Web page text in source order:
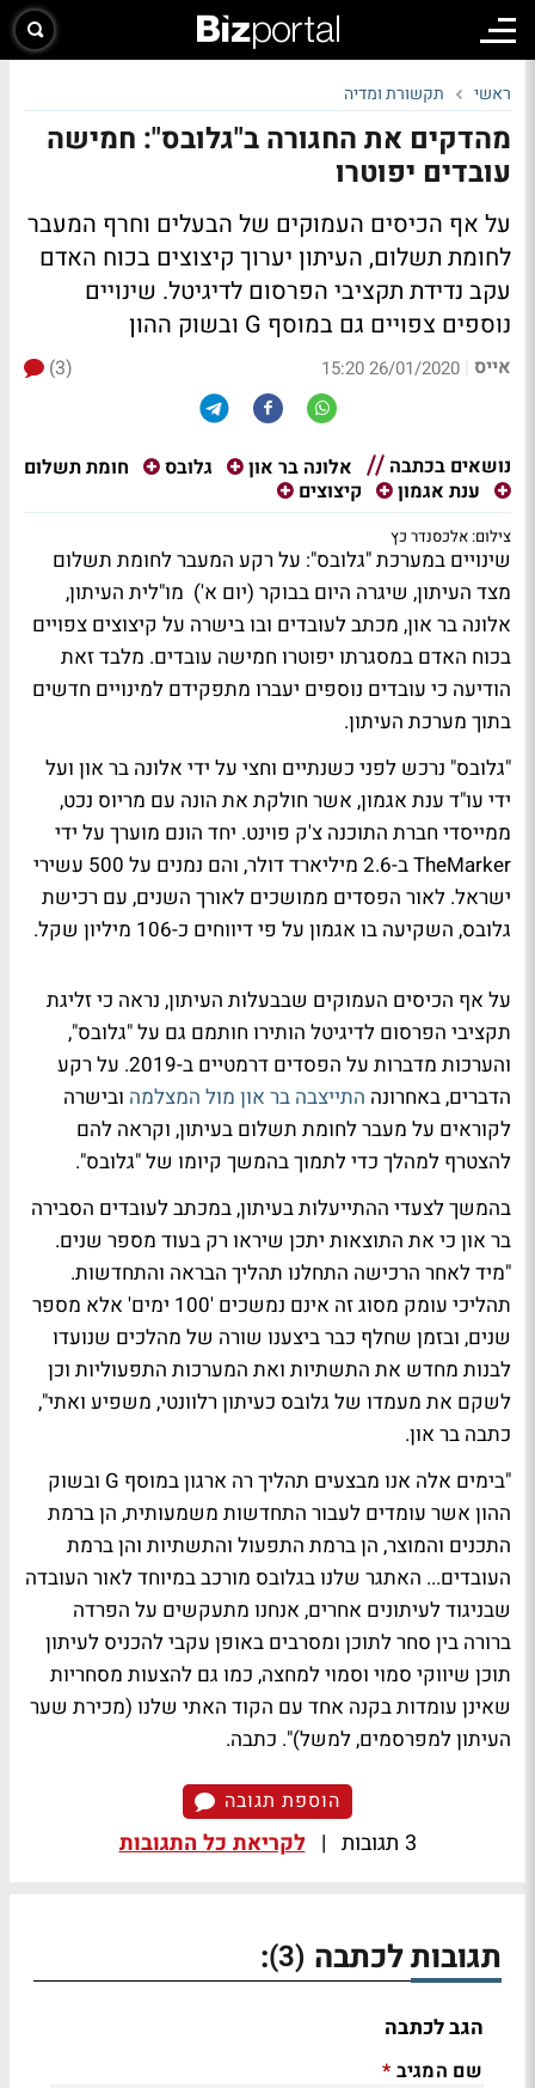
ראשי תקשורת ומדיה
מהדקים את החגורה ב"גלובס": חמישה
עובדים יפוטרו
על אף הכיסים העמוקים של הבעלים וחרף המעבר
לחומת תשלום, העיתון יערוך קיצוצים בכוח האדם
עקב נדידת תקציבי הפרסום לדיגיטל. שינויים
נוספים צפויים גם במוסף G ובשוק ההון
אייס |
26/01/2020 15:20
(3)
נושאים בכתבה אלונה בר און גלובס
חומת תשלום
ענת אגמון
קיצוצים
צילום: אלכסנדר כץ
שינויים במערכת "גלובס": על רקע המעבר לחומת תשלום
מצד העיתון, שיגרה היום בבוקר (יום א') מו"לית העיתון,
אלונה בר און, מכתב לעובדים ובו בישרה על קיצוצים צפויים
בכוח האדם במסגרתו יפוטרו חמישה עובדים. מלבד זאת
הודיעה כי עובדים נוספים יעברו מתפקידם למינויים חדשים
בתוך מערכת העיתון.
"גלובס" נרכש לפני כשנתיים וחצי על ידי אלונה בר און ועל
ידי עו"ד ענת אגמון, אשר חולקת את הונה עם מריוס נכט,
ממייסדי חברת התוכנה צ'ק פוינט. יחד הונם מוערך על ידי
TheMarker ב-2.6 מיליארד דולר, והם נמנים על 500 עשירי
ישראל. לאור הפסדים ממושכים לאורך השנים, עם רכישת
גלובס, השקיעה בו אגמון על פי דיווחים כ-106 מיליון שקל.
על אף הכיסים העמוקים שבבעלות העיתון, נראה כי זליגת
תקציבי הפרסום לדיגיטל הותירו חותמם גם על "גלובס",
והערכות מדברות על הפסדים דרמטיים ב-2019. על רקע
הדברים, באחרונה התייצבה בר און מול המצלמה ובישרה
לקוראים על מעבר לחומת תשלום בעיתון, וקראה להם
להצטרף למהלך כדי לתמוך בהמשך קיומו של "גלובס".
בהמשך לצעדי ההתייעלות בעיתון, במכתב לעובדים הסבירה
בר און כי את התוצאות יתכן שיראו רק בעוד מספר שנים.
"מיד לאחר הרכישה התחלנו תהליך הבראה והתחדשות.
תהליכי עומק מסוג זה אינם נמשכים '100 ימים' אלא מספר
שנים, ובזמן שחלף כבר ביצענו שורה של מהלכים שנועדו
לבנות מחדש את התשתיות ואת המערכות התפעוליות וכן
לשקם את מעמדו של גלובס כעיתון רלוונטי, משפיע ואתי",
כתבה בר און.
"בימים אלה אנו מבצעים תהליך רה ארגון במוסף G ובשוק
ההון אשר עומדים לעבור התחדשות משמעותית, הן ברמת
התכנים והמוצר, הן ברמת התפעול והתשתיות והן ברמת
העובדים... האתגר שלנו בגלובס מורכב במיוחד לאור העובדה
שבניגוד לעיתונים אחרים, אנחנו מתעקשים על הפרדה
ברורה בין סחר לתוכן ומסרבים באופן עקבי להכניס לעיתון
תוכן שיווקי סמוי וסמוי למחצה, כמו גם להצעות מסחריות
שאינן עומדות בקנה אחד עם הקוד האתי שלנו (מכירת שער
העיתון למפרסמים, למשל)". כתבה.
הוספת תגובה
3 תגובות | לקריאת כל התגובות
תגובות לכתבה (3)
:
הגב לכתבה
שם המגיב *